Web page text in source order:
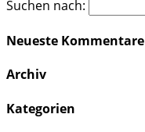
Suchen nach:
Neueste Kommentare
Archiv
Kategorien